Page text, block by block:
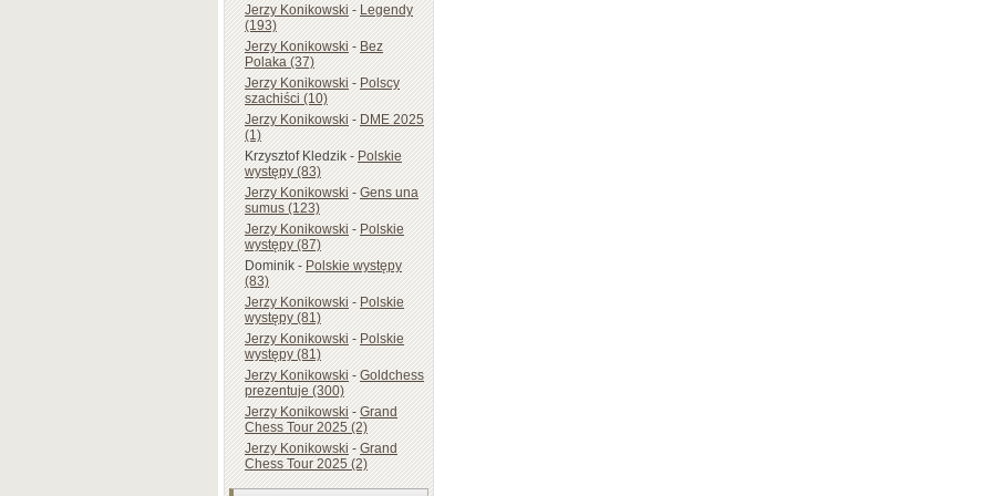
Jerzy Konikowski-Legendy
(193)
Jerzy Konikowski-Bez
Polaka (37)
Jerzy Konikowski-Polscy
szachiści (10)
Jerzy Konikowski-DME 2025
(1)
Krzysztof Kledzik-Polskie
występy (83)
Jerzy Konikowski-Gens una
sumus (123)
Jerzy Konikowski-Polskie
występy (87)
Dominik-Polskie występy
(83)
Jerzy Konikowski-Polskie
występy (81)
Jerzy Konikowski-Polskie
występy (81)
Jerzy Konikowski-Goldchess
prezentuje (300)
Jerzy Konikowski-Grand
Chess Tour 2025 (2)
Jerzy Konikowski-Grand
Chess Tour 2025 (2)